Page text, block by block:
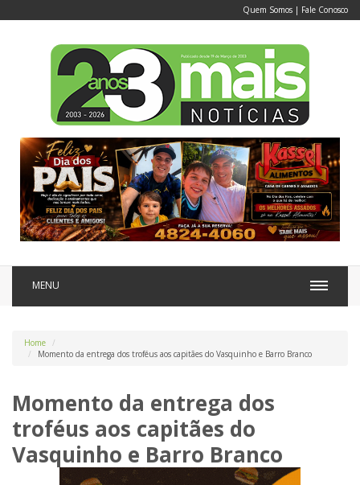
Quem Somos | Fale Conosco
MENU
Home
Momento da entrega dos troféus aos capitães do Vasquinho e Barro Branco
Momento da entrega dos
troféus aos capitães do
Vasquinho e Barro Branco